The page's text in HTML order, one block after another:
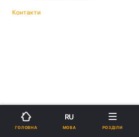
Контакти
ГОЛОВНА
RU
МОВА РОЗДІЛИ